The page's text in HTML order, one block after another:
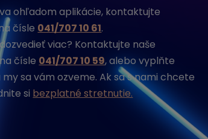
ohľadom aplikácie, kontaktujte
čísle 041/707 10 61.
viac? Kontaktujte naše
čísle 041/707 10 59, alebo vyplňte
sa vám ozveme. Ak sa s nami chcete
si bezplatné stretnutie.